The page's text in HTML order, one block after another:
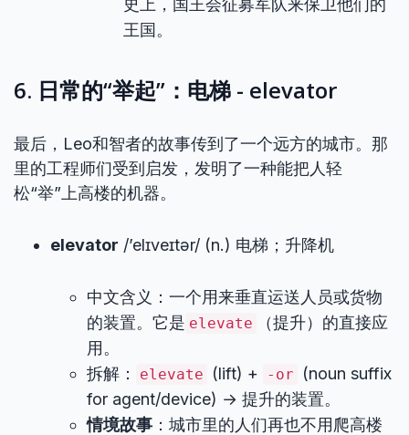
史上，国王会征募军队来保卫他们的
王国。
6. 日常的“举起”：电梯 - elevator
最后，Leo和智者的故事传到了一个远方的城市。那
里的工程师们受到启发，发明了一种能把人轻
松“举”上高楼的机器。
elevator /’elɪveɪtər/ (n.) 电梯；升降机
中文含义：一个用来垂直运送人员或货物
的装置。它是 elevate
（提升）的直接应
用。
拆解：
elevate (lift) + -or
(noun suffix
for agent/device) → 提升的装置。
情境故事 ：城市里的人们再也不用爬高楼